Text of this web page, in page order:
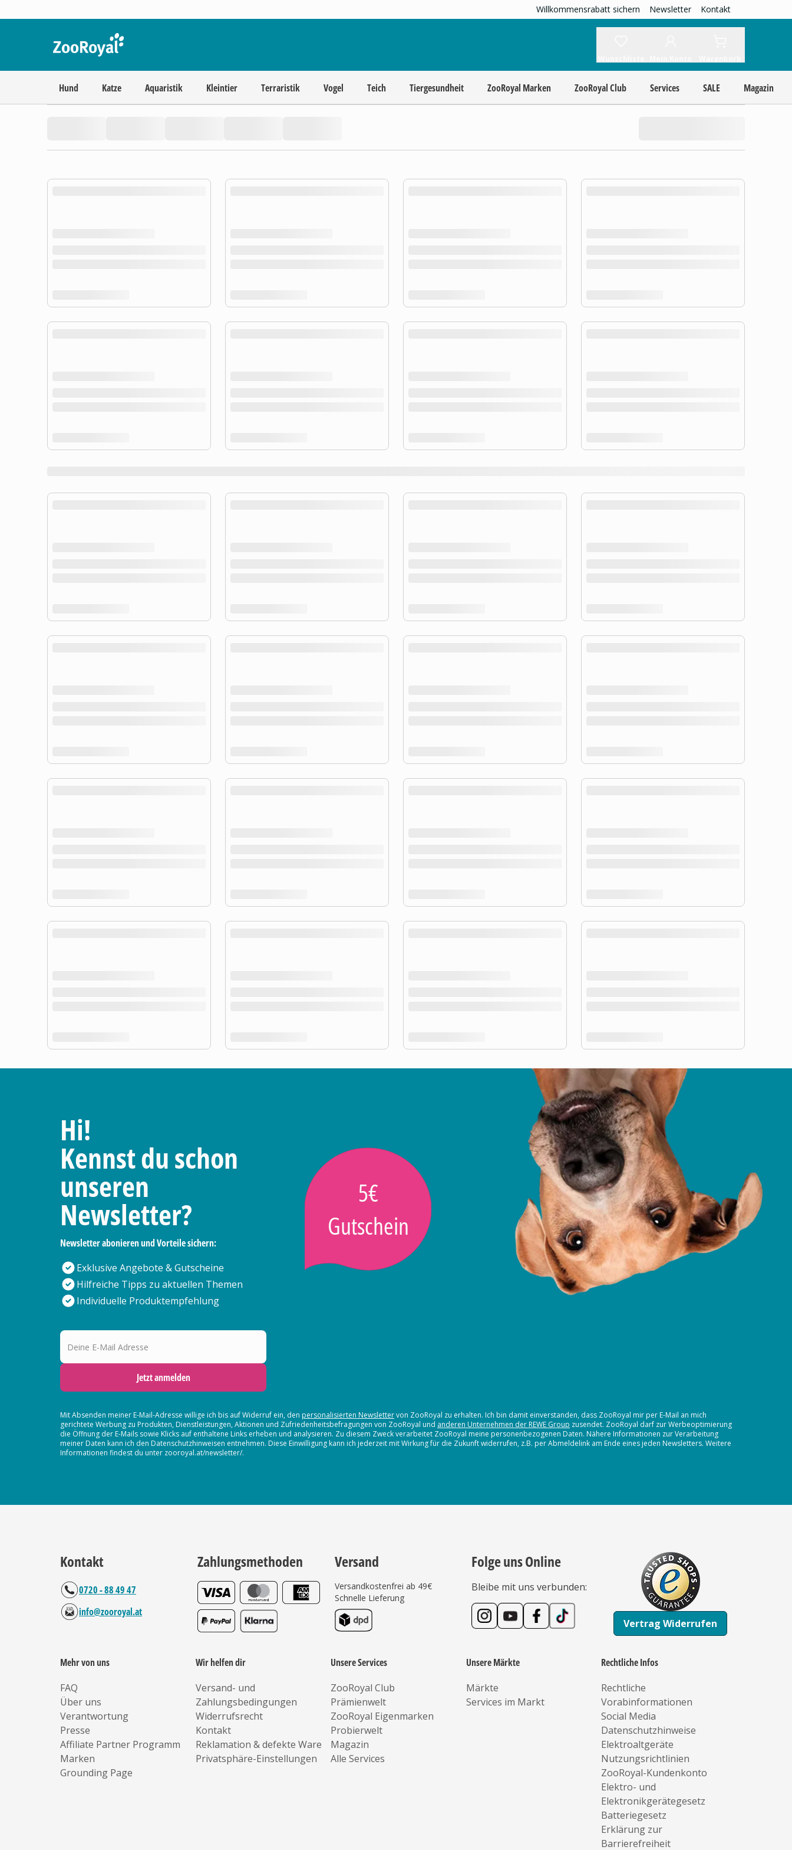
Willkommensrabatt sichern Newsletter Kontakt
Hund Katze Aquaristik Kleintier Terraristik Vogel Teich Tiergesundheit ZooRoyal Marken ZooRoyal Club Services SALE
Magazin
Hi!
Kennst du schon
unseren
Newsletter?
Newsletter abonieren und Vorteile sichern:
Exklusive Angebote & Gutscheine
Hilfreiche Tipps zu aktuellen Themen
Individuelle Produktempfehlung
5€
Gutschein
Deine E-Mail Adresse
Jetzt anmelden
Mit Absenden meiner E-Mail-Adresse willige ich bis auf Widerruf ein, den personalisierten Newslettervon ZooRoyal zu erhalten. Ich bin damit einverstanden, dass ZooRoyal mir per E-Mail an mich
gerichtete Werbung zu Produkten, Dienstleistungen, Aktionen und Zufriedenheitsbefragungen von ZooRoyal und anderen Unternehmen der REWE Group zusendet. ZooRoyal darf zur Werbeoptimierung
die Öffnung der E-Mails sowie Klicks auf enthaltene Links erheben und analysieren. Zu diesem Zweck verarbeitet ZooRoyal meine personenbezogenen Daten. Nähere Informationen zur Verarbeitung
meiner Daten kann ich den Datenschutzhinweisen entnehmen. Diese Einwilligung kann ich jederzeit mit Wirkung für die Zukunft widerrufen, z.B. per Abmeldelink am Ende eines jeden Newsletters. Weitere
Informationen findest du unter zooroyal.at/newsletter/.
Kontakt
0720 - 88 49 47
info@zooroyal.at
Zahlungsmethoden Versand
Versandkostenfrei ab 49€
Schnelle Lieferung
Folge uns Online
Bleibe mit uns verbunden:
Vertrag Widerrufen
Mehr von uns
FAQ
Über uns
Verantwortung
Presse
Affiliate Partner Programm
Marken
Grounding Page
Wir helfen dir
Versand- und
Zahlungsbedingungen
Widerrufsrecht
Kontakt
Reklamation & defekte Ware
Privatsphäre-Einstellungen
Unsere Services
ZooRoyal Club
Prämienwelt
ZooRoyal Eigenmarken
Probierwelt
Magazin
Alle Services
Unsere Märkte
Märkte
Services im Markt
Rechtliche Infos
Rechtliche
Vorabinformationen
Social Media
Datenschutzhinweise
Elektroaltgeräte
Nutzungsrichtlinien
ZooRoyal-Kundenkonto
Elektro- und
Elektronikgerätegesetz
Batteriegesetz
Erklärung zur
Barrierefreiheit